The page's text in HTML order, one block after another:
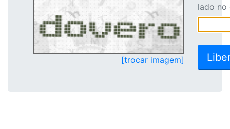
[trocar imagem]
lado no